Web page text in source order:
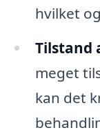
hvilket
Tilstand
meget
kan det